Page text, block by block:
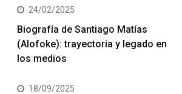
24/02/2025
Biografía de Santiago Matías
(Alofoke): trayectoria y legado en
los medios
18/09/2025